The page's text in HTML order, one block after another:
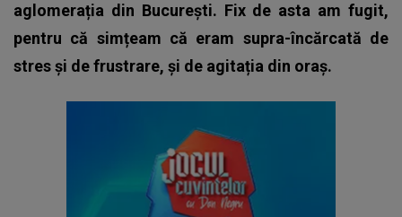
aglomerația din București. Fix de asta am fugit,
pentru că simțeam că eram supra-încărcată de
stres și de frustrare, și de agitația din oraș.